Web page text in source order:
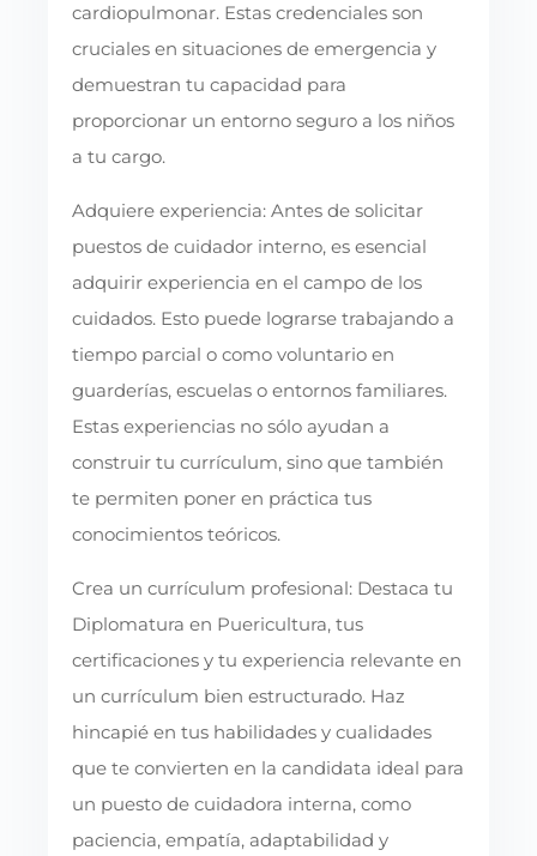
cardiopulmonar. Estas credenciales son
cruciales en situaciones de emergencia y
demuestran tu capacidad para
proporcionar un entorno seguro a los niños
a tu cargo.
Adquiere experiencia: Antes de solicitar
puestos de cuidador interno, es esencial
adquirir experiencia en el campo de los
cuidados. Esto puede lograrse trabajando a
tiempo parcial o como voluntario en
guarderías, escuelas o entornos familiares.
Estas experiencias no sólo ayudan a
construir tu currículum, sino que también
te permiten poner en práctica tus
conocimientos teóricos.
Crea un currículum profesional: Destaca tu
Diplomatura en Puericultura, tus
certificaciones y tu experiencia relevante en
un currículum bien estructurado. Haz
hincapié en tus habilidades y cualidades
que te convierten en la candidata ideal para
un puesto de cuidadora interna, como
paciencia, empatía, adaptabilidad y